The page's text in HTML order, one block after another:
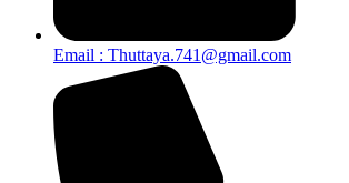
Email : Thuttaya.741@gmail.com